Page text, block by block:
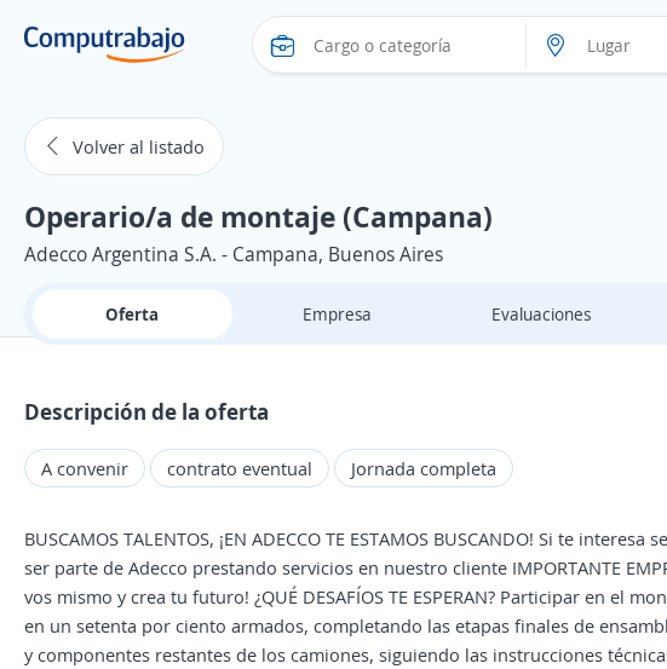
Volver al listado
Operario/a de montaje (Campana)
Adecco Argentina S.A. - Campana, Buenos Aires
Oferta Empresa Evaluaciones
Descripción de la oferta
A convenir contrato eventual Jornada completa
BUSCAMOS TALENTOS, ¡EN ADECCO TE ESTAMOS BUSCANDO! Si te interesa
ser parte de Adecco prestando servicios en nuestro cliente IMPORTANTE
vos mismo y crea tu futuro! ¿QUÉ DESAFÍOS TE ESPERAN? Participar en el
en un setenta por ciento armados, completando las etapas finales de
y componentes restantes de los camiones, siguiendo las instrucciones